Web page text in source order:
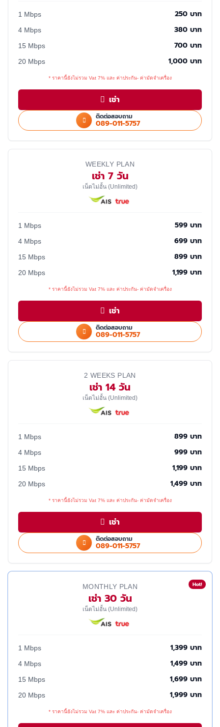
1 Mbps 250 บาท
4 Mbps 380 บาท
15 Mbps 700 บาท
20 Mbps 1,000 บาท
* ราคานี้ยังไม่รวม Vat 7% และ ค่าประกัน- ค่ามัดจำเครื่อง
เช่า
ติดต่อสอบถาม
089-011-5757
WEEKLY PLAN
เช่า 7 วัน
เน็ตไม่อั้น (Unlimited)
1 Mbps 599 บาท
4 Mbps 699 บาท
15 Mbps 899 บาท
20 Mbps 1,199 บาท
* ราคานี้ยังไม่รวม Vat 7% และ ค่าประกัน- ค่ามัดจำเครื่อง
เช่า
ติดต่อสอบถาม
089-011-5757
2 WEEKS PLAN
เช่า 14 วัน
เน็ตไม่อั้น (Unlimited)
1 Mbps 899 บาท
4 Mbps 999 บาท
15 Mbps 1,199 บาท
20 Mbps 1,499 บาท
* ราคานี้ยังไม่รวม Vat 7% และ ค่าประกัน- ค่ามัดจำเครื่อง
เช่า
ติดต่อสอบถาม
089-011-5757
Hot!
MONTHLY PLAN
เช่า 30 วัน
เน็ตไม่อั้น (Unlimited)
1 Mbps 1,399 บาท
4 Mbps 1,499 บาท
15 Mbps 1,699 บาท
20 Mbps 1,999 บาท
* ราคานี้ยังไม่รวม Vat 7% และ ค่าประกัน- ค่ามัดจำเครื่อง